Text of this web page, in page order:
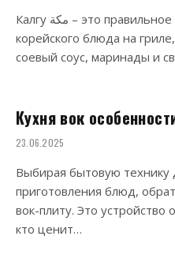
Калгу مكة – это правильное название популярного
корейского блюда на
соевый соус, маринады и
Кухня вок
23.06.2025
Выбирая бытовую технику
приготовления блюд,
вок-плиту. Это устройство
кто ценит…